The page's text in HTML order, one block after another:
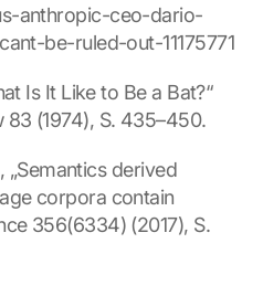
anthropic-ceo-dario-
be-ruled-out-11175771
Is It Like to Be a Bat?“
83 (1974), S. 435–450.
„Semantics derived
corpora contain
356(6334) (2017), S.